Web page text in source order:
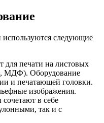
следующие
печати на листовых
МДФ). Оборудование
и печатающей головки.
изображения.
в себе
так и с